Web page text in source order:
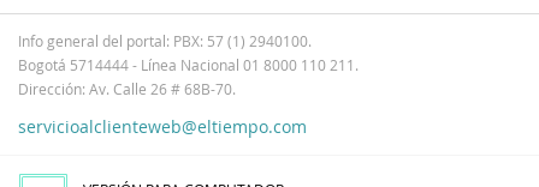
Info general del portal: PBX: 57 (1) 2940100.
Bogotá 5714444 - Línea Nacional 01 8000 110 211.
Dirección: Av. Calle 26 # 68B-70.
servicioalclienteweb@eltiempo.com